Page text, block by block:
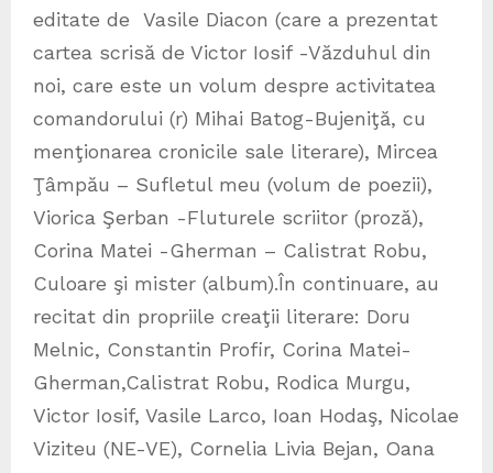
editate de Vasile Diacon (care a prezentat
cartea scrisă de Victor Iosif -Văzduhul din
noi, care este un volum despre activitatea
comandorului (r) Mihai Batog-Bujeniţă, cu
menţionarea cronicile sale literare), Mircea
Ţâmpău – Sufletul meu (volum de poezii),
Viorica Şerban -Fluturele scriitor (proză),
Corina Matei -Gherman – Calistrat Robu,
Culoare şi mister (album).În continuare, au
recitat din propriile creaţii literare: Doru
Melnic, Constantin Profir, Corina Matei-
Gherman,Calistrat Robu, Rodica Murgu,
Victor Iosif, Vasile Larco, Ioan Hodaş, Nicolae
Viziteu (NE-VE), Cornelia Livia Bejan, Oana